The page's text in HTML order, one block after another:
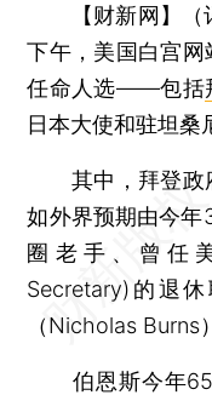
【财新网】（
下午，美国白宫
任命人选——包括
日本大使和驻坦桑
其中，拜登政
如外界预期由今
圈老手、曾任
Secretary)的退
（Nicholas Burns
伯恩斯今年65